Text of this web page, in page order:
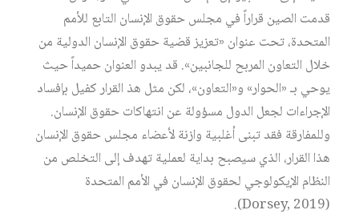
قدمت الصين قراراً في مجلس حقوق الإنسان التابع للأمم
المتحدة، تحت عنوان «تعزيز قضية حقوق الإنسان الدولية من
خلال التعاون المربح للجانبين». قد يبدو العنوان حميداً حيث
يوحي بـ «الحوار» و«التعاون»، لكن مثل هذ القرار كفيل بإفساد
الإجراءات لجعل الدول مسؤولة عن انتهاكات حقوق الإنسان.
وللمفارقة فقد تبنى أغلبية وازنة لأعضاء مجلس حقوق الإنسان
هذا القرار، الذي سيصبح بداية لعملية تهدف إلى التخلص من
النظام الإيكولوجي لحقوق الإنسان في الأمم المتحدة
(Dorsey, 2019).